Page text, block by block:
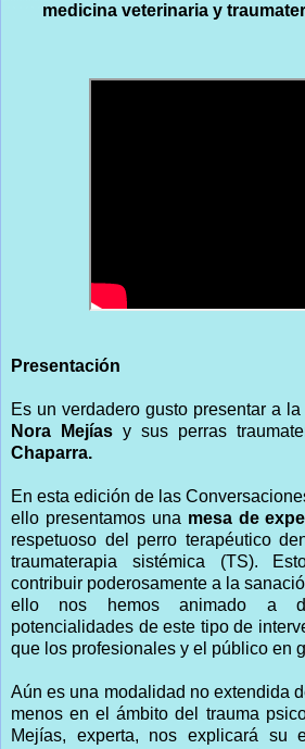
medicina veterinaria y
Presentación
Es un verdadero gusto presentar a
Nora Mejías y sus perras
Chaparra.
En esta edición de las
ello presentamos una mesa de
respetuoso del perro terapéutico
traumaterapia sistémica (TS).
contribuir poderosamente a la
ello nos hemos animado a
potencialidades de este tipo de
que los profesionales y el público en
Aún es una modalidad no extendida
menos en el ámbito del trauma
Mejías, experta, nos explicará su